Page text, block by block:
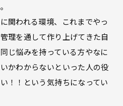
関われる環境、これまでやっ
理を通して作り上げてきた自
じ悩みを持っている方やなに
かわからないといった人の役
！！という気持ちになってい